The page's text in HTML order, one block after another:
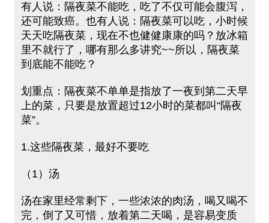
有人说：隔夜菜不能吃，吃了不仅可能会腹泻，
还可能致癌。也有人说：隔夜菜可以吃，小时候
天天吃隔夜菜，现在不也健健康康的吗？放冰箱
里不就行了，哪有那么多讲究~~所以，隔夜菜
到底能不能吃？
划重点：隔夜菜不单单是指放了一夜到第二天早
上的菜，只要是放置超过12小时的菜都叫“隔夜
菜”。
1.这些隔夜菜，最好不要吃
（1）汤
汤在家里经常剩下，一些浓浓的肉汤，喝又喝不
完，倒了又可惜，放着第二天喝，是容易变质